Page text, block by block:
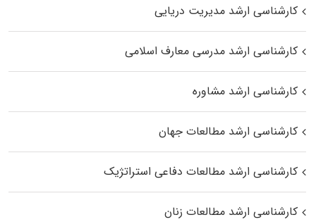
کارشناسی ارشد مدیریت دریایی
کارشناسی ارشد مدرسی معارف اسلامی
کارشناسی ارشد مشاوره
کارشناسی ارشد مطالعات جهان
کارشناسی ارشد مطالعات دفاعی استراتژیک
کارشناسی ارشد مطالعات زنان